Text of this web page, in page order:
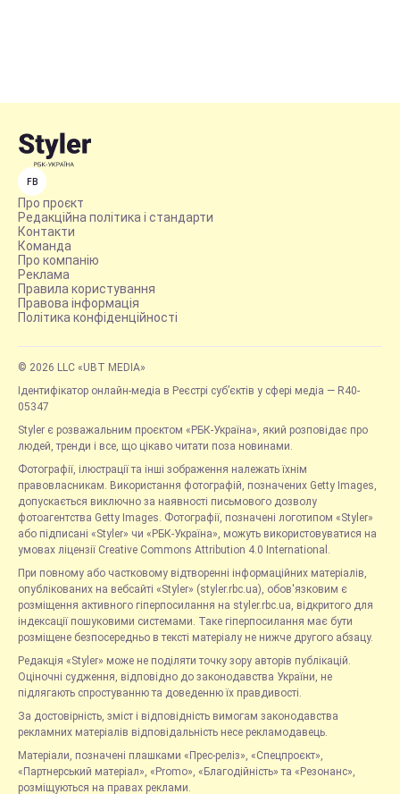
FB
Про проєкт
Редакційна політика і стандарти
Контакти
Команда
Про компанію
Реклама
Правила користування
Правова інформація
Політика конфіденційності
© 2026 LLC «UBT MEDIA»
Ідентифікатор онлайн-медіа в Реєстрі суб’єктів у сфері медіа — R40-
05347
Styler є розважальним проєктом «РБК-Україна», який розповідає про
людей, тренди і все, що цікаво читати поза новинами.
Фотографії, ілюстрації та інші зображення належать їхнім
правовласникам. Використання фотографій, позначених Getty Images,
допускається виключно за наявності письмового дозволу
фотоагентства Getty Images. Фотографії, позначені логотипом «Styler»
або підписані «Styler» чи «РБК-Україна», можуть використовуватися на
умовах ліцензії Creative Commons Attribution 4.0 International.
При повному або частковому відтворенні інформаційних матеріалів,
опублікованих на вебсайті «Styler» (styler.rbc.ua), обов'язковим є
розміщення активного гіперпосилання на styler.rbc.ua, відкритого для
індексації пошуковими системами. Таке гіперпосилання має бути
розміщене безпосередньо в тексті матеріалу не нижче другого абзацу.
Редакція «Styler» може не поділяти точку зору авторів публікацій.
Оціночні судження, відповідно до законодавства України, не
підлягають спростуванню та доведенню їх правдивості.
За достовірність, зміст і відповідність вимогам законодавства
рекламних матеріалів відповідальність несе рекламодавець.
Матеріали, позначені плашками «Прес-реліз», «Спецпроєкт»,
«Партнерський матеріал», «Promo», «Благодійність» та «Резонанс»,
розміщуються на правах реклами.